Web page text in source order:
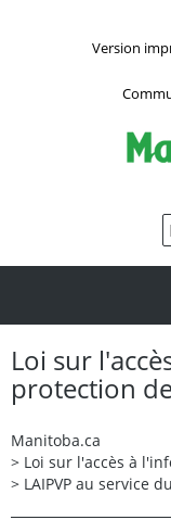
Version
Loi sur
protection
Manitoba.ca
> Loi sur l'accès à
> LAIPVP au service